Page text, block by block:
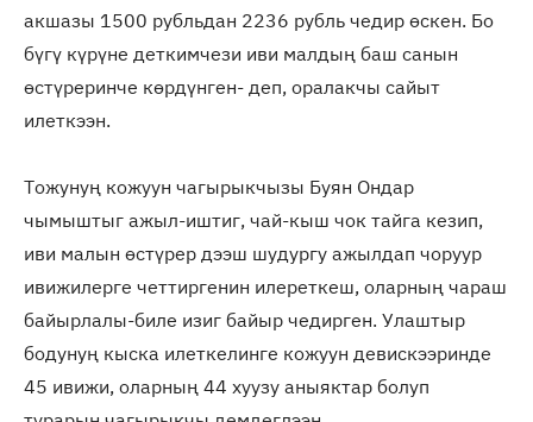
акшазы 1500 рубльдан 2236 рубль чедир өскен. Бо
бүгү күрүне деткимчези иви малдың баш санын
өстүреринче көрдүнген- деп, оралакчы сайыт
илеткээн.
Тожунуң кожуун чагырыкчызы Буян Ондар
чымыштыг ажыл-иштиг, чай-кыш чок тайга кезип,
иви малын өстүрер дээш шудургу ажылдап чоруур
ивижилерге четтиргенин илереткеш, оларның чараш
байырлалы-биле изиг байыр чедирген. Улаштыр
бодунуң кыска илеткелинге кожуун девискээринде
45 ивижи, оларның 44 хуузу аныяктар болуп